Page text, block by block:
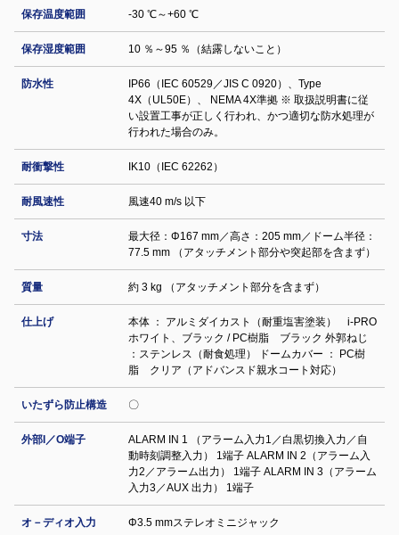
保存温度範囲 -30 ℃～+60 ℃
保存湿度範囲 10 ％～95 ％（結露しないこと）
防水性
IP66（IEC 60529／JIS C 0920）、Type
4X（UL50E）、 NEMA 4X準拠 ※ 取扱説明書に従
い設置工事が正しく行われ、かつ適切な防水処理が
行われた場合のみ。
耐衝撃性 IK10（IEC 62262）
耐風速性 風速40 m/s 以下
寸法
最大径：Φ167 mm／高さ：205 mm／ドーム半径：
77.5 mm （アタッチメント部分や突起部を含まず）
質量 約 3 kg （アタッチメント部分を含まず）
仕上げ
本体 ： アルミダイカスト（耐重塩害塗装） i-PRO
ホワイト、ブラック / PC樹脂 ブラック 外郭ねじ
：ステンレス（耐食処理） ドームカバー ： PC樹
脂 クリア（アドバンスド親水コート対応）
いたずら防止構造 〇
外部I／O端子
ALARM IN 1 （アラーム入力1／白黒切換入力／自
動時刻調整入力） 1端子 ALARM IN 2（アラーム入
力2／アラーム出力） 1端子 ALARM IN 3（アラーム
入力3／AUX 出力） 1端子
オ－ディオ入力 Φ3.5 mmステレオミニジャック